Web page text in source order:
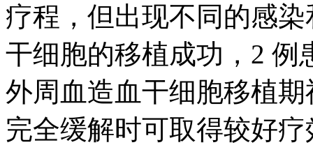
疗程，但出现不同的感
干细胞的移植成功，2 例
外周血造血干细胞移植
完全缓解时可取得较好